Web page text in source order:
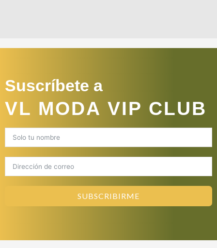
Suscríbete a
VL MODA VIP CLUB
SUBSCRIBIRME